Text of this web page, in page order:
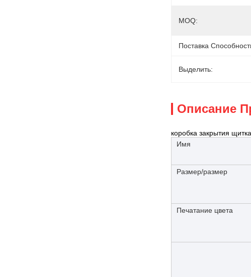
MOQ:
Поставка
Выделить:
Описание
коробка закрытия
Имя
Размер/размер
Печатание цвета